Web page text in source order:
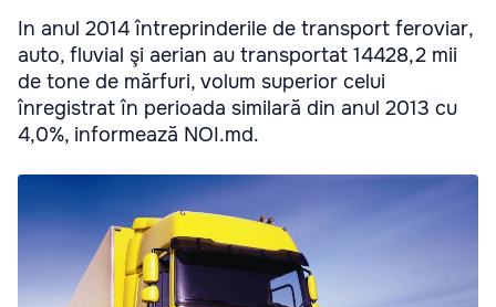
In anul 2014 întreprinderile de transport feroviar,
auto, fluvial şi aerian au transportat 14428,2 mii
de tone de mărfuri, volum superior celui
înregistrat în perioada similară din anul 2013 cu
4,0%, informează NOI.md.